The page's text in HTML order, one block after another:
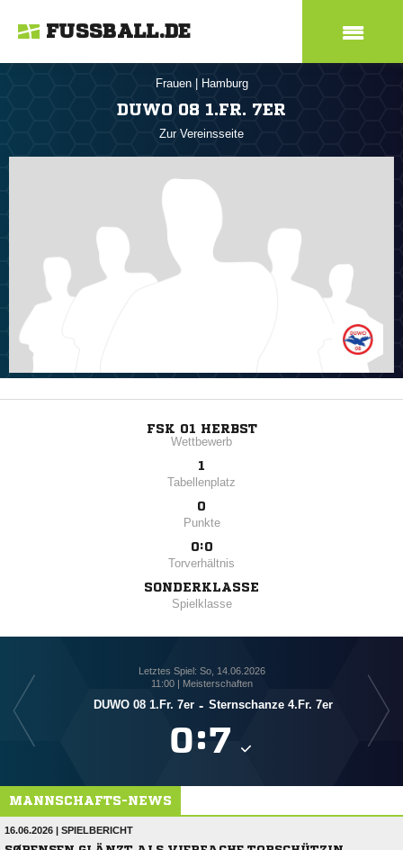
FUSSBALL.DE
Frauen Hamburg
DUWO 08 1.FR. 7ER
Zur Vereinsseite
FSK 01 HERBST
Wettbewerb
1
Tabellenplatz
0
Punkte
0:0
Torverhältnis
SONDERKLASSE
Spielklasse
Letztes Spiel: So, 14.06.2026
11:00 | Meisterschaften
DUWO 08 1.Fr. 7er - Sternschanze 4.Fr. 7er
:
MANNSCHAFTS-NEWS
16.06.2026 | SPIELBERICHT